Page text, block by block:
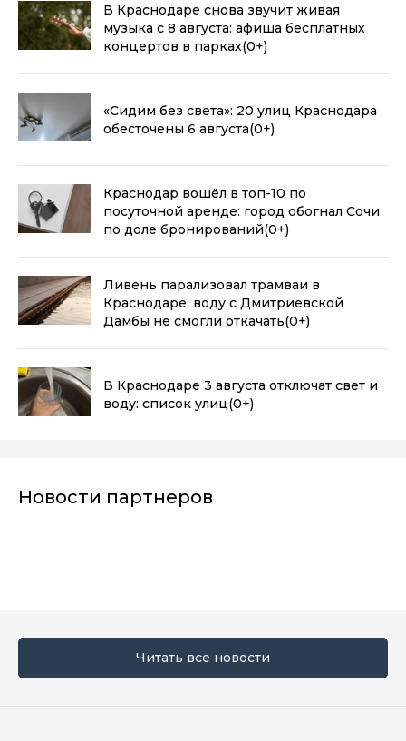
В Краснодаре снова звучит живая
музыка с 8 августа: афиша бесплатных
концертов в парках(0+)
«Сидим без света»: 20 улиц Краснодара
обесточены 6 августа(0+)
Краснодар вошёл в топ-10 по
посуточной аренде: город обогнал Сочи
по доле бронирований(0+)
Ливень парализовал трамваи в
Краснодаре: воду с Дмитриевской
Дамбы не смогли откачать(0+)
В Краснодаре 3 августа отключат свет и
воду: список улиц(0+)
Новости партнеров
Читать все новости